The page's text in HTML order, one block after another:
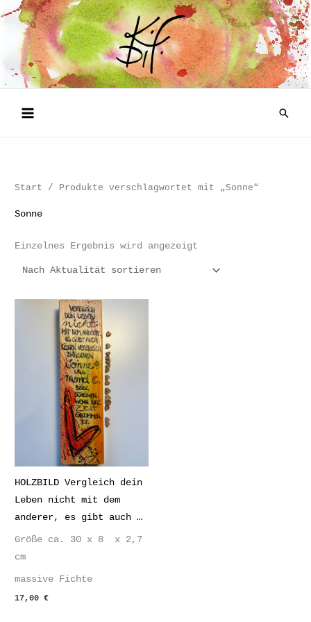
Zum
Inhalt
springen
Start / Produkte verschlagwortet mit „Sonne“
Sonne
Einzelnes Ergebnis wird angezeigt
HOLZBILD Vergleich dein
Leben nicht mit dem
anderer, es gibt auch …
Größe ca. 30 x 8 x 2,7
cm
massive Fichte
17,00€